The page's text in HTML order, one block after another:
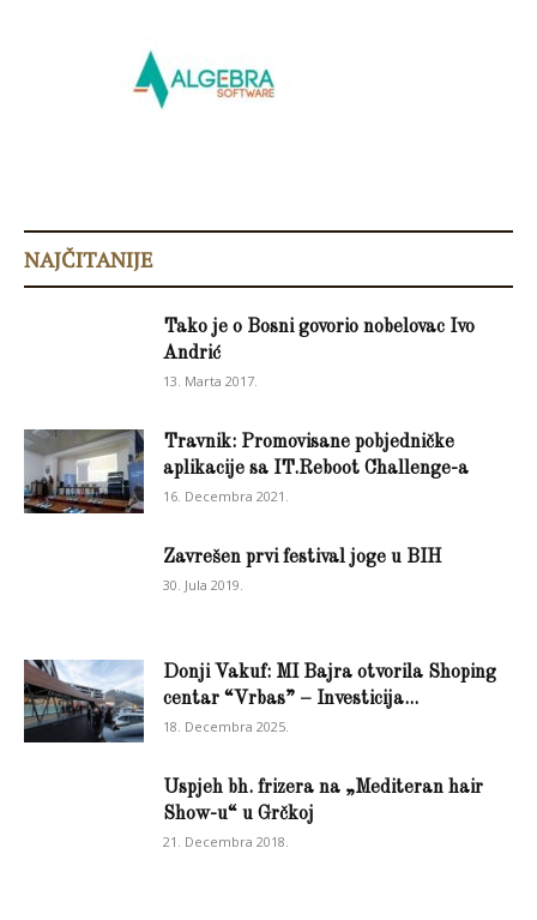
NAJČITANIJE
Tako je o Bosni govorio nobelovac Ivo
Andrić
13. Marta 2017.
Travnik: Promovisane pobjedničke
aplikacije sa IT.Reboot Challenge-a
16. Decembra 2021.
Zavrešen prvi festival joge u BIH
30. Jula 2019.
Donji Vakuf: MI Bajra otvorila Shoping
centar “Vrbas” – Investicija...
18. Decembra 2025.
Uspjeh bh. frizera na „Mediteran hair
Show-u“ u Grčkoj
21. Decembra 2018.